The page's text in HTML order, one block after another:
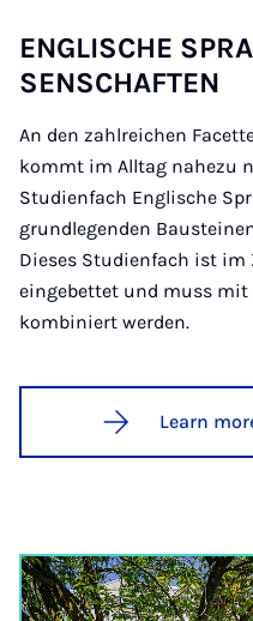
ENG­LISCHE
SENSCHAFTEN
An den zahlreichen
kommt im Alltag nahezu
Studienfach Englische
grundlegenden
Dieses Studienfach ist im
eingebettet und muss mit
kombiniert werden.
Learn